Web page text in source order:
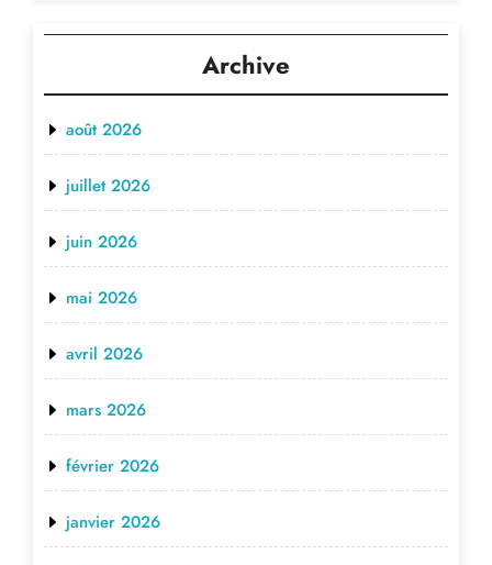
Archive
août 2026
juillet 2026
juin 2026
mai 2026
avril 2026
mars 2026
février 2026
janvier 2026